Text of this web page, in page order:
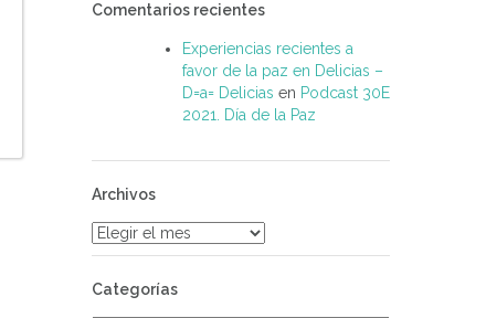
Comentarios recientes
Experiencias recientes a
favor de la paz en Delicias –
D=a= Delicias en Podcast 30E
2021. Día de la Paz
Archivos
Archivos
Categorías